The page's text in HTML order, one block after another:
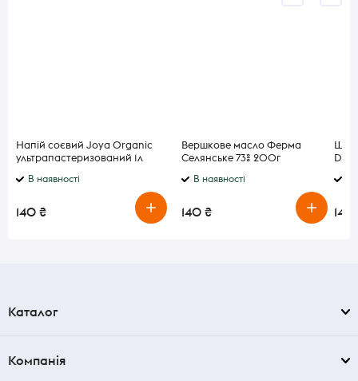
Напій соєвий Joya Organic
ультрапастеризований 1л
В наявності
140 ₴
Вершкове масло Ферма
Селянське 73% 200г
В наявності
140 ₴ 140
Каталог
Компанія